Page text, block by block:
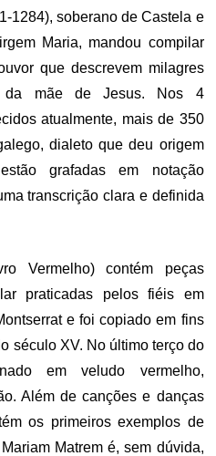
1284), soberano de Castela e
Maria, mandou compilar
que descrevem milagres
da mãe de Jesus. Nos 4
atualmente, mais de 350
dialeto que deu origem
grafadas em notação
transcrição clara e definida
Vermelho) contém peças
praticadas pelos fiéis em
e foi copiado em fins
século XV. No último terço do
em veludo vermelho,
Além de canções e danças
os primeiros exemplos de
Matrem é, sem dúvida,